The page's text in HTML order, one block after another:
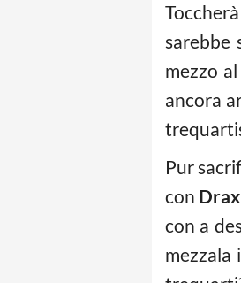
sarebbe
mezzo
ancora
Pur
con
con a
mezzala